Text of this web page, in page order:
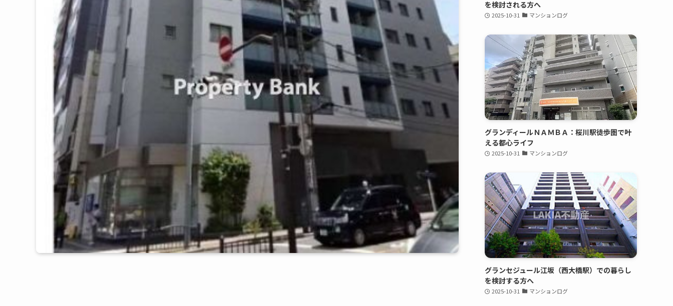
を検討される方へ
2025-10-31 マンションログ
グランディールＮＡＭＢＡ：桜川駅徒歩圏で叶
える都心ライフ
2025-10-31 マンションログ
グランセジュール江坂（西大橋駅）での暮らし
を検討する方へ
2025-10-31 マンションログ